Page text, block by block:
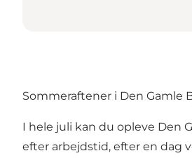
Sommeraftener i Den Gamle
I hele juli kan du opleve Den
efter arbejdstid, efter en dag